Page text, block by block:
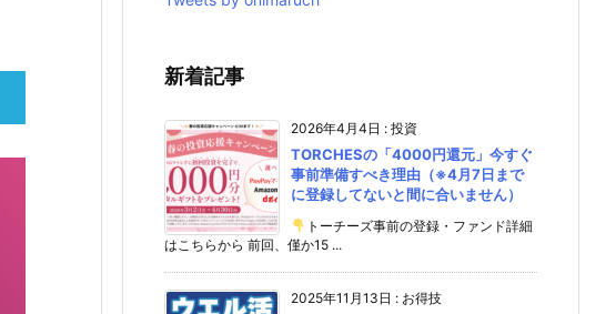
新着記事
2026年4月4日 : 投資
TORCHESの「4000円還元」今すぐ
事前準備すべき理由（※4月7日まで
に登録してないと間に合いません）
トーチーズ事前の登録・ファンド詳細
はこちらから 前回、僅か15 ...
2025年11月13日 : お得技